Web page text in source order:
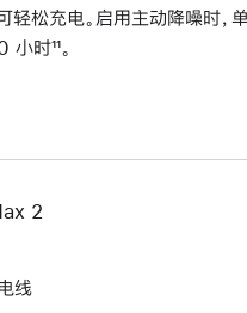
注
轻松充电。启用主动降噪时，
小时脚
¹¹。
2
线